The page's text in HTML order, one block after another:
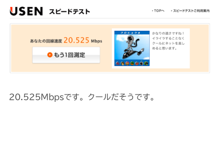
20.525Mbpsです。クールだそうです。